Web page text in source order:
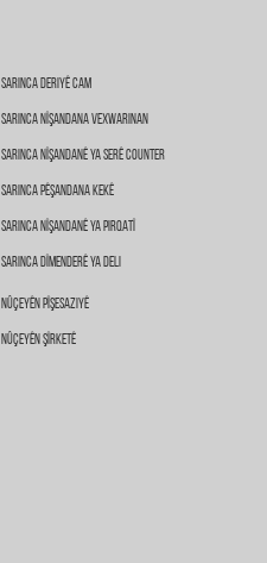
Sarinca Nîşandana Vexwarinan
Sarinca Nîşandanê Ya Serê Counter
Sarinca Pêşandana Kekê
Sarinca Nîşandanê Ya Pirqatî
Sarinca Dîmenderê Ya Deli
Nûçeyên Pîşesaziyê
Nûçeyên Şîrketê